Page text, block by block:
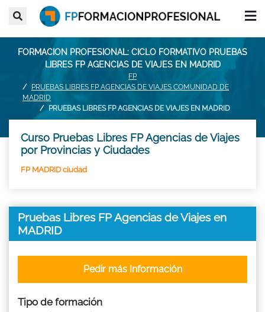
FORMACION PROFESIONAL: CICLO FORMATIVO PRUEBAS
LIBRES FP AGENCIAS DE VIAJES EN MADRID
FP
PRUEBAS LIBRES FP AGENCIAS DE VIAJES COMUNIDAD DE
MADRID
PRUEBAS LIBRES FP AGENCIAS DE VIAJES EN MADRID
Curso Pruebas Libres FP Agencias de Viajes
por Provincias y Ciudades
FP MADRID ciudad
Pruebas Libres FP Agencias de Viajes en
MADRID
Tipo de formación
Pedir más Información